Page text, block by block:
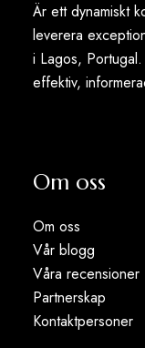
Är ett dynamiskt
leverera
i Lagos,
effektiv,
Om oss
Om oss
Vår blogg
Våra recensioner
Partnerskap
Kontaktpersoner